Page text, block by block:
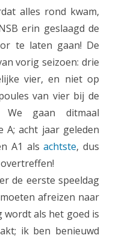
alles rond kwam,
erin geslaagd de
te laten gaan! De
vorig seizoen: drie
vier, en niet op
van vier bij de
We gaan ditmaal
A; acht jaar geleden
A1 alsachtste, dus
de eerste speeldag
afreizen naar
als het goed is
ik ben benieuwd